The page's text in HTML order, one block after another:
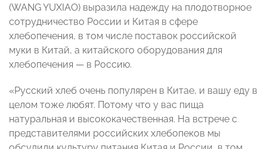
(WANG YUXIAO) выразила надежду на плодотворное
сотрудничество России и Китая в сфере
хлебопечения, в том числе поставок российской
муки в Китай, а китайского оборудования для
хлебопечения — в Россию.
«Русский хлеб очень популярен в Китае, и вашу еду в
целом тоже любят. Потому что у вас пища
натуральная и высококачественная. На встрече с
представителями российских хлебопеков мы